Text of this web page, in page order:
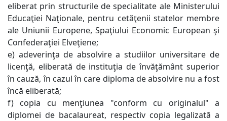
eliberat prin structurile de specialitate ale Ministerului
Educaţiei Naţionale, pentru cetăţenii statelor membre
ale Uniunii Europene, Spaţiului Economic European şi
Confederaţiei Elveţiene;
e) adeverinţa de absolvire a studiilor universitare de
licenţă, eliberată de instituţia de învăţământ superior
în cauză, în cazul în care diploma de absolvire nu a fost
încă eliberată;
f) copia cu menţiunea "conform cu originalul" a
diplomei de bacalaureat, respectiv copia legalizată a